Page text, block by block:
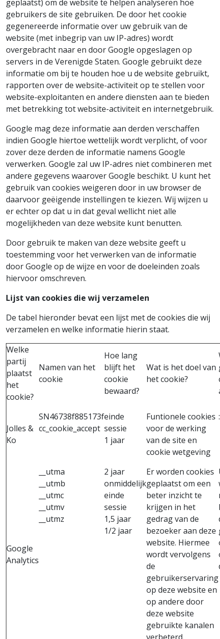
geplaatst) om de website te helpen analyseren hoe
gebruikers de site gebruiken. De door het cookie
gegenereerde informatie over uw gebruik van de
website (met inbegrip van uw IP-adres) wordt
overgebracht naar en door Google opgeslagen op
servers in de Verenigde Staten. Google gebruikt deze
informatie om bij te houden hoe u de website gebruikt,
rapporten over de website-activiteit op te stellen voor
website-exploitanten en andere diensten aan te bieden
met betrekking tot website-activiteit en internetgebruik.
Google mag deze informatie aan derden verschaffen
indien Google hiertoe wettelijk wordt verplicht, of voor
zover deze derden de informatie namens Google
verwerken. Google zal uw IP-adres niet combineren met
andere gegevens waarover Google beschikt. U kunt het
gebruik van cookies weigeren door in uw browser de
daarvoor geëigende instellingen te kiezen. Wij wijzen u
er echter op dat u in dat geval wellicht niet alle
mogelijkheden van deze website kunt benutten.
Door gebruik te maken van deze website geeft u
toestemming voor het verwerken van de informatie
door Google op de wijze en voor de doeleinden zoals
hiervoor omschreven.
Lijst van cookies die wij verzamelen
De tabel hieronder bevat een lijst met de cookies die wij
verzamelen en welke informatie hierin staat.
Welke
partij
plaatst
het
cookie?
Namen van het
cookie
Hoe lang
blijft het
cookie
bewaard?
Wat is het doel van
het cookie?
Jolles &
Ko
SN46738f885173f
cc_cookie_accept
einde
sessie
1 jaar
Funtionele cookies
voor de werking
van de site en
cookie wetgeving
:
Google
Analytics
__utma
__utmb
__utmc
__utmv
__utmz
2 jaar
onmiddelijk
einde
sessie
1,5 jaar
1/2 jaar
Er worden cookies
geplaatst om een
beter inzicht te
krijgen in het
gedrag van de
bezoeker aan deze
website. Hiermee
wordt vervolgens
de
gebruikerservaring
op deze website en
op andere door
deze website
gebruikte kanalen